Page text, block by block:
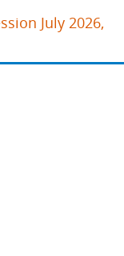
July 2026,